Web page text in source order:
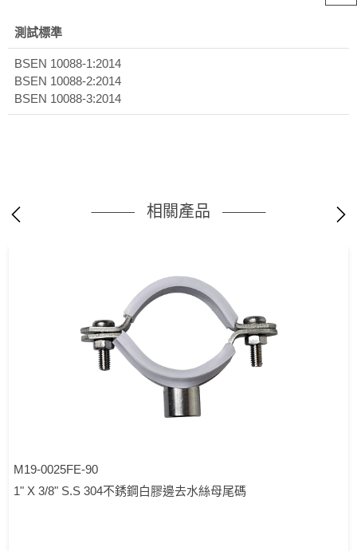
測試標準
BSEN 10088-1:2014
BSEN 10088-2:2014
BSEN 10088-3:2014
相關產品
M19-0025FE-90
1" X 3/8" S.S 304不銹鋼白膠邊去水絲母尾碼